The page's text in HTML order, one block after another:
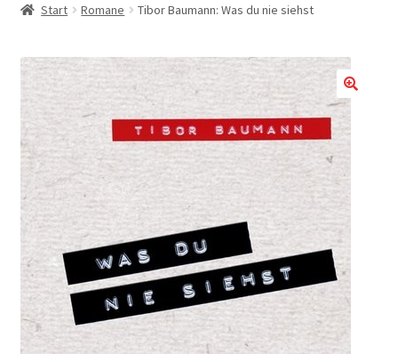
Warenkorb
Warum fair kaufen
Start Romane Tibor Baumann: Was du nie siehst